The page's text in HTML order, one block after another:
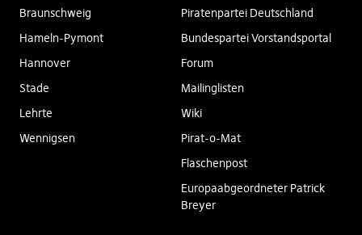
Braunschweig
Hameln-Pymont
Hannover
Stade
Lehrte
Wennigsen
Piratenpartei Deutschland
Bundespartei Vorstandsportal
Forum
Mailinglisten
Wiki
Pirat-o-Mat
Flaschenpost
Europaabgeordneter Patrick
Breyer